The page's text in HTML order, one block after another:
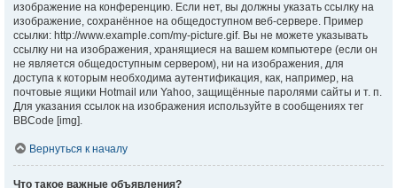
изображение на конференцию. Если нет, вы должны указать ссылку на
изображение, сохранённое на общедоступном веб-сервере. Пример
ссылки: http://www.example.com/my-picture.gif. Вы не можете указывать
ссылку ни на изображения, хранящиеся на вашем компьютере (если он
не является общедоступным сервером), ни на изображения, для
доступа к которым необходима аутентификация, как, например, на
почтовые ящики Hotmail или Yahoo, защищённые паролями сайты и т. п.
Для указания ссылок на изображения используйте в сообщениях тег
BBCode [img].
Вернуться к началу
Что такое важные объявления?